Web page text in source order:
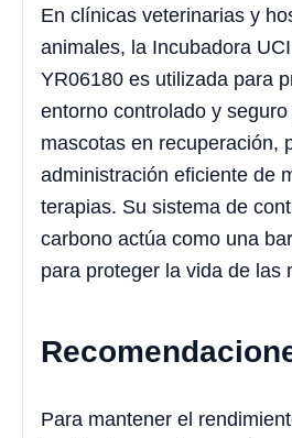
En clínicas veterinarias y
animales, la Incubadora
YR06180 es utilizada para
entorno controlado y
mascotas en recuperación,
administración eficiente de
terapias. Su sistema de
carbono actúa como una
para proteger la vida de las
Para mantener el